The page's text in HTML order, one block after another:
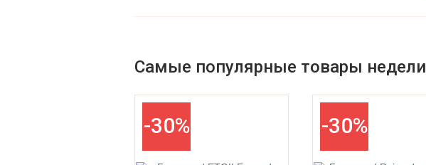
Самые популярные товары недели
-30% -30%